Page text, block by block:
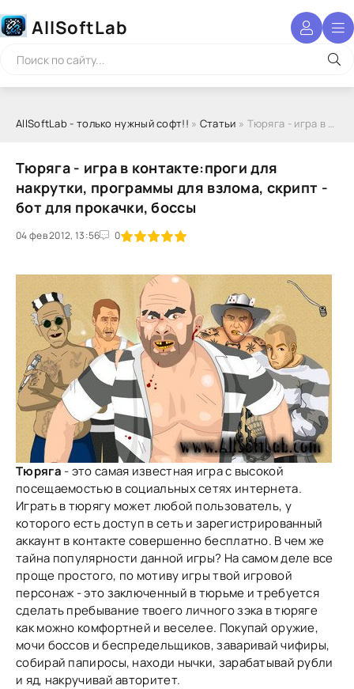
AllSoftLab
AllSoftLab - только нужный софт!! » Статьи » Тюряга - игра в контакте:проги для накрутки, программы для взлома, скрипт - бот для прокачки, боссы
Тюряга - игра в контакте:проги для
накрутки, программы для взлома, скрипт -
бот для прокачки, боссы
04 фев 2012, 13:56 0
1 2 3 4 5
Тюряга - это самая известная игра с высокой
посещаемостью в социальных сетях интернета.
Играть в тюрягу может любой пользователь, у
которого есть доступ в сеть и зарегистрированный
аккаунт в контакте совершенно бесплатно. В чем же
тайна популярности данной игры? На самом деле все
проще простого, по мотиву игры твой игровой
персонаж - это заключенный в тюрьме и требуется
сделать пребывание твоего личного зэка в тюряге
как можно комфортней и веселее. Покупай оружие,
мочи боссов и беспредельщиков, заваривай чифиры,
собирай папиросы, находи нычки, зарабатывай рубли
и яд, накручивай авторитет.